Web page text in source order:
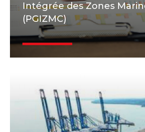
Intégrée des Zones
(PGIZMC)